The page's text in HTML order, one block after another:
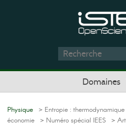
Domaines
Physique > Entropie :
économie > Numéro spécial IEES >